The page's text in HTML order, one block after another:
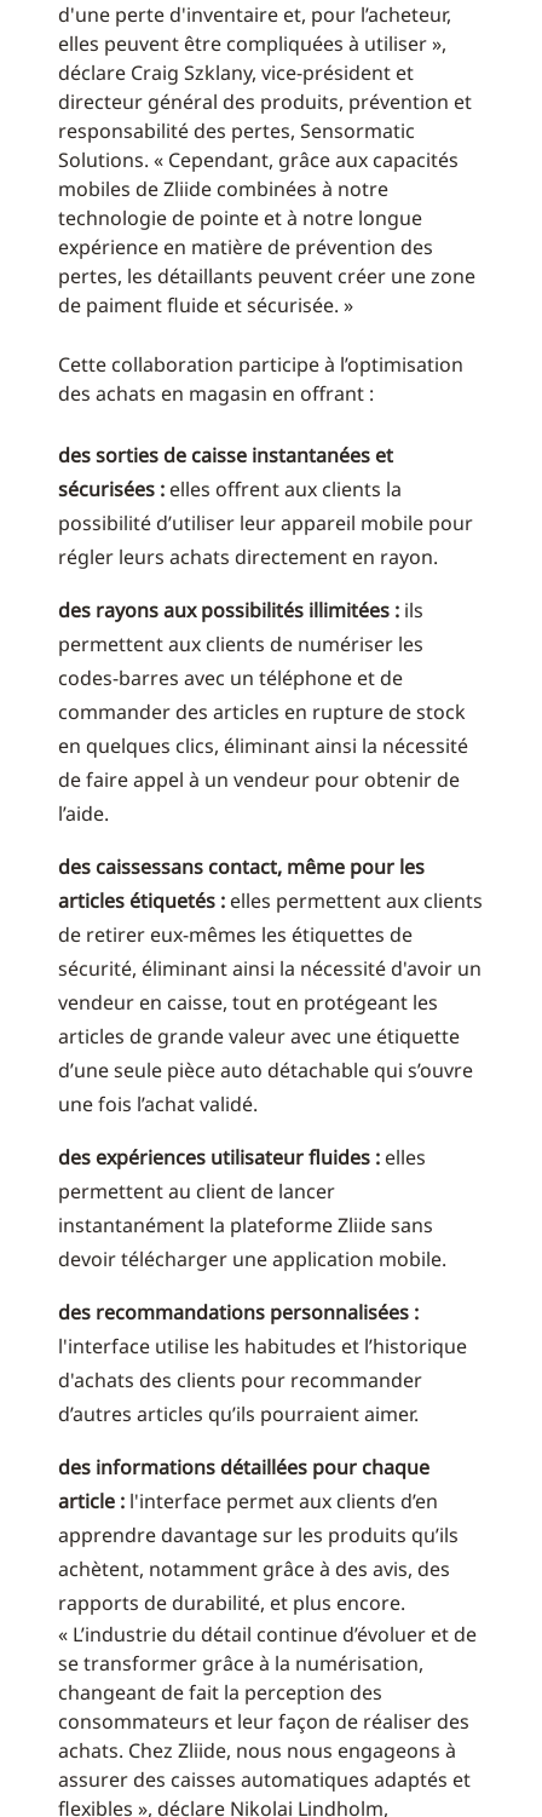
d'une perte d'inventaire et, pour l’acheteur,
elles peuvent être compliquées à utiliser »,
déclare Craig Szklany, vice-président et
directeur général des produits, prévention et
responsabilité des pertes, Sensormatic
Solutions. « Cependant, grâce aux capacités
mobiles de Zliide combinées à notre
technologie de pointe et à notre longue
expérience en matière de prévention des
pertes, les détaillants peuvent créer une zone
de paiment fluide et sécurisée. »
Cette collaboration participe à l’optimisation
des achats en magasin en offrant :
des sorties de caisse instantanées et
sécurisées : elles offrent aux clients la
possibilité d’utiliser leur appareil mobile pour
régler leurs achats directement en rayon.
des rayons aux possibilités illimitées : ils
permettent aux clients de numériser les
codes-barres avec un téléphone et de
commander des articles en rupture de stock
en quelques clics, éliminant ainsi la nécessité
de faire appel à un vendeur pour obtenir de
l’aide.
des caissessans contact, même pour les
articles étiquetés : elles permettent aux clients
de retirer eux-mêmes les étiquettes de
sécurité, éliminant ainsi la nécessité d'avoir un
vendeur en caisse, tout en protégeant les
articles de grande valeur avec une étiquette
d’une seule pièce auto détachable qui s’ouvre
une fois l’achat validé.
des expériences utilisateur fluides : elles
permettent au client de lancer
instantanément la plateforme Zliide sans
devoir télécharger une application mobile.
des recommandations personnalisées :
l'interface utilise les habitudes et l’historique
d'achats des clients pour recommander
d’autres articles qu’ils pourraient aimer.
des informations détaillées pour chaque
article : l'interface permet aux clients d’en
apprendre davantage sur les produits qu’ils
achètent, notamment grâce à des avis, des
rapports de durabilité, et plus encore.
« L’industrie du détail continue d’évoluer et de
se transformer grâce à la numérisation,
changeant de fait la perception des
consommateurs et leur façon de réaliser des
achats. Chez Zliide, nous nous engageons à
assurer des caisses automatiques adaptés et
flexibles », déclare Nikolai Lindholm,